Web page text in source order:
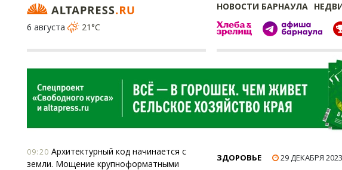
НОВОСТИ БАРНАУЛА
6 августа
21°C
09:20 Архитектурный код начинается с
земли. Мощение крупноформатными
ЗДОРОВЬЕ 29 ДЕКАБРЯ 2023